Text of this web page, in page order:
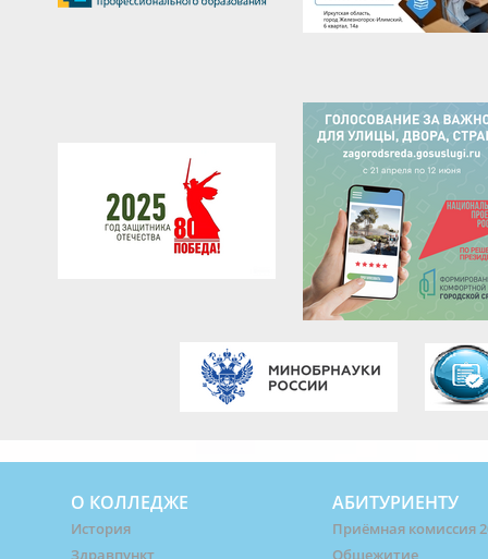
О КОЛЛЕДЖЕ
История
Здравпункт
АБИТУРИЕНТУ
Приёмная комиссия
Общежитие